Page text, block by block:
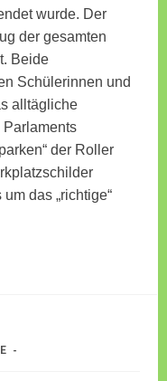
wurde. Der
der gesamten
Beide
Schülerinnen und
alltägliche
Parlaments
der Roller
das „richtige“